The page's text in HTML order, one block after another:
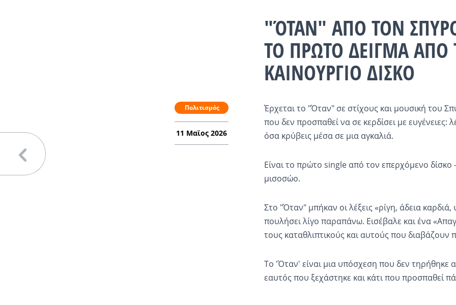
"ΌΤΑΝ" ΑΠΟ ΤΟΝ
ΤΟ ΠΡΩΤΟ ΔΕΙΓΜΑ ΑΠΟ
ΚΑΙΝΟΥΡΓΙΟ ΔΙΣΚΟ
Πολιτισμός
11 Μαϊος 2026
Έρχεται το "Όταν" σε στίχους και μουσική του
που δεν προσπαθεί να σε κερδίσει με ευγένειες:
όσα κρύβεις μέσα σε μια αγκαλιά.
Είναι το πρώτο single από τον επερχόμενο
μισοσώο.
Στο "Όταν" μπήκαν οι λέξεις «ρίγη, άδεια
πουλήσει λίγο παραπάνω. Εισέβαλε και ένα
τους καταθλιπτικούς και αυτούς που διαβάζουν
Το 'Όταν' είναι μια υπόσχεση που δεν τηρήθηκε
εαυτός που ξεχάστηκε και κάτι που προσπαθεί